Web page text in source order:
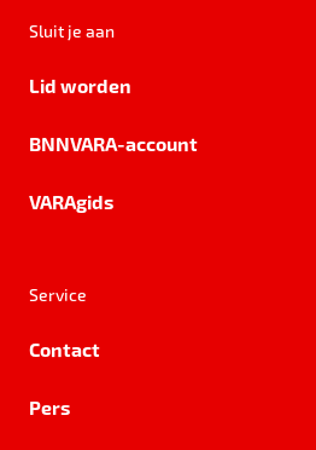
Sluit je aan
Lid worden
BNNVARA-account
VARAgids
Service
Contact
Pers